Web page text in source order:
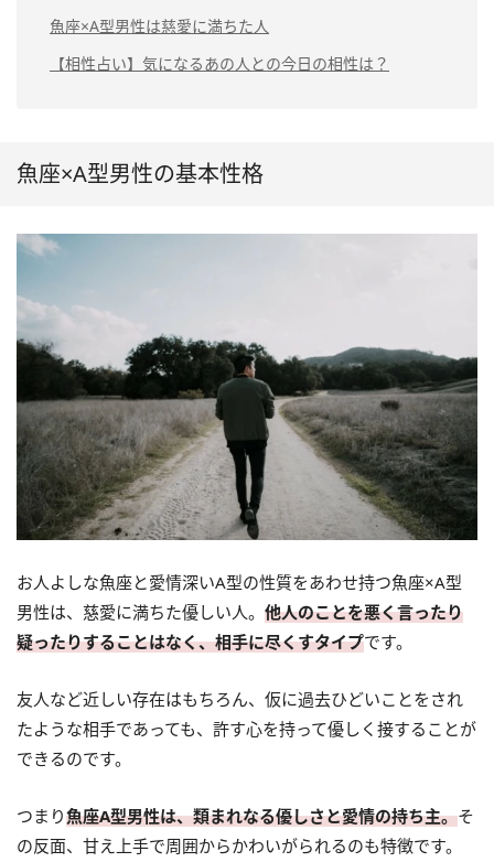
魚座×A型男性は慈愛に満ちた人
【相性占い】気になるあの人との今日の相性は？
魚座×A型男性の基本性格
お人よしな魚座と愛情深いA型の性質をあわせ持つ魚座×A型
男性は、慈愛に満ちた優しい人。 他人のことを悪く言ったり
疑ったりすることはなく、相手に尽くすタイプです。
友人など近しい存在はもちろん、仮に過去ひどいことをされ
たような相手であっても、許す心を持って優しく接することが
できるのです。
つまり魚座A型男性は、類まれなる優しさと愛情の持ち主。そ
の反面、甘え上手で周囲からかわいがられるのも特徴です。